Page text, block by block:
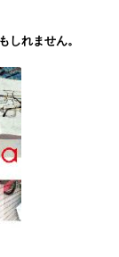
しれません。